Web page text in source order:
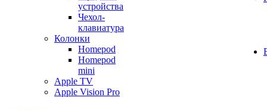
устройства
Чехол-
клавиатура
Колонки
Homepod
Homepod
mini
Apple TV
Apple Vision Pro